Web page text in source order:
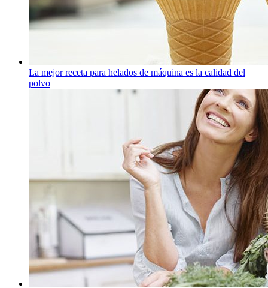
La mejor receta para helados de máquina es la calidad del
polvo